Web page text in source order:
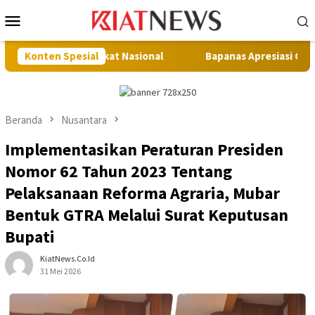
ke
Mobile
Konten Spesial
Nasional Bapanas Apresiasi Gerakan Muna Makan
Beranda Nusantara
Implementasikan Peraturan Presiden
Nomor 62 Tahun 2023 Tentang
Pelaksanaan Reforma Agraria, Mubar
Bentuk GTRA Melalui Surat Keputusan
Bupati
KiatNews.co.id
31 Mei 2026